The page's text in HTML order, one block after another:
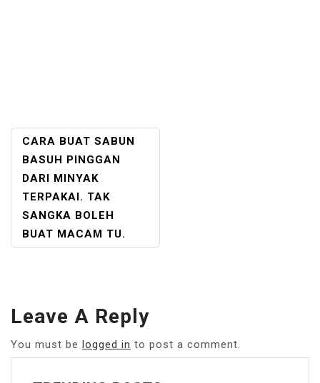
POST
NAVIGATION
CARA BUAT SABUN
BASUH PINGGAN
DARI MINYAK
TERPAKAI. TAK
SANGKA BOLEH
BUAT MACAM TU.
Leave A Reply
You must be logged in to post a comment.